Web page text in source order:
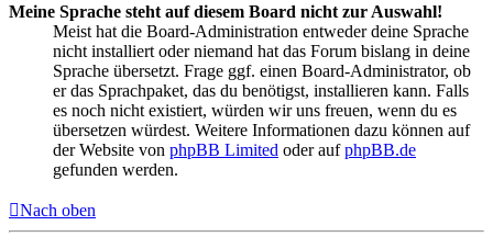
Meine Sprache steht auf diesem Board nicht zur Auswahl!
Meist hat die Board-Administration entweder deine Sprache
nicht installiert oder niemand hat das Forum bislang in deine
Sprache übersetzt. Frage ggf. einen Board-Administrator, ob
er das Sprachpaket, das du benötigst, installieren kann. Falls
es noch nicht existiert, würden wir uns freuen, wenn du es
übersetzen würdest. Weitere Informationen dazu können auf
der Website von phpBB Limited oder aufphpBB.de
gefunden werden.
Nach oben